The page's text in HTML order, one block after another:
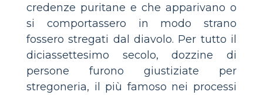
credenze puritane e che apparivano o
si comportassero in modo strano
fossero stregati dal diavolo. Per tutto il
diciassettesimo secolo, dozzine di
persone furono giustiziate per
stregoneria, il più famoso nei processi